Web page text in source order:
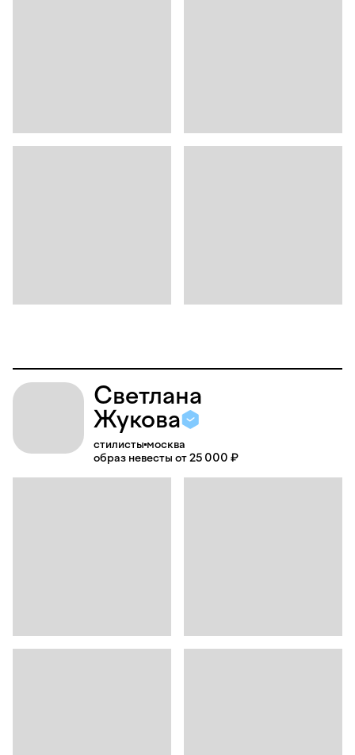
Светлана
Жукова
стилисты москва
образ невесты от 25 000 ₽